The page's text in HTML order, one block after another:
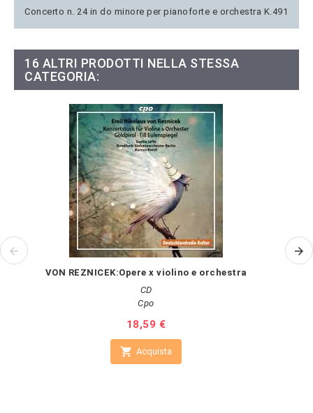
Concerto n. 24 in do minore per pianoforte e orchestra K.491
16 ALTRI PRODOTTI NELLA STESSA
CATEGORIA:
VON REZNICEK:Opere x violino e orchestra
CD
Cpo
Prezzo
18,59 €
 Acquista